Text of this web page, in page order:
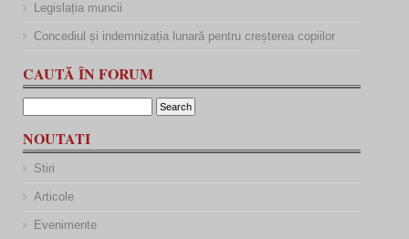
Legislația muncii
Concediul și indemnizația lunară pentru creșterea copiilor
CAUTĂ ÎN FORUM
NOUTATI
Stiri
Articole
Evenimente